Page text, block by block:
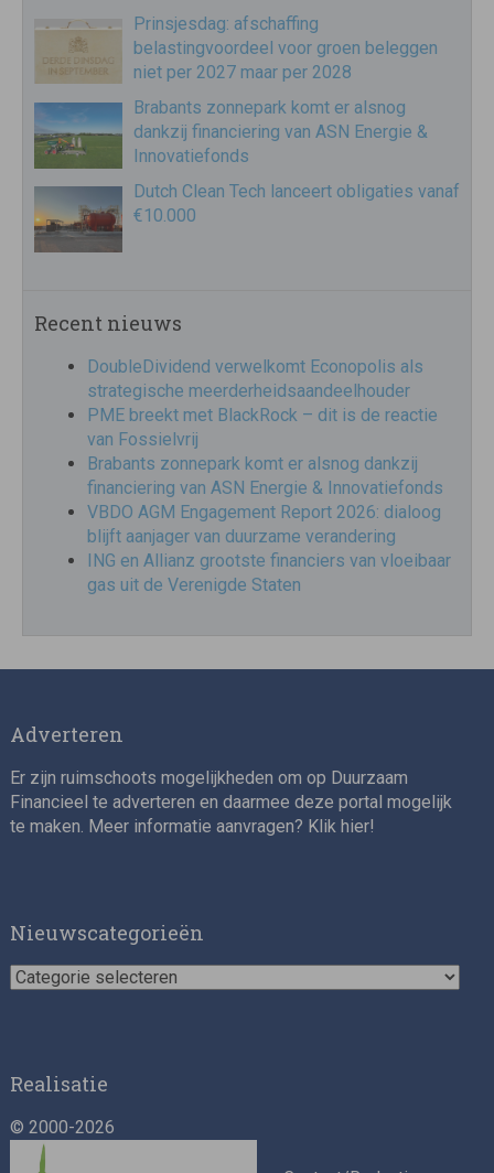
Prinsjesdag: afschaffing
belastingvoordeel voor groen beleggen
niet per 2027 maar per 2028
Brabants zonnepark komt er alsnog
dankzij financiering van ASN Energie &
Innovatiefonds
Dutch Clean Tech lanceert obligaties vanaf
€10.000
Recent nieuws
DoubleDividend verwelkomt Econopolis als
strategische meerderheidsaandeelhouder
PME breekt met BlackRock – dit is de reactie
van Fossielvrij
Brabants zonnepark komt er alsnog dankzij
financiering van ASN Energie & Innovatiefonds
VBDO AGM Engagement Report 2026: dialoog
blijft aanjager van duurzame verandering
ING en Allianz grootste financiers van vloeibaar
gas uit de Verenigde Staten
Adverteren
Er zijn ruimschoots mogelijkheden om op Duurzaam
Financieel te adverteren en daarmee deze portal mogelijk
te maken. Meer informatie aanvragen? Klik hier!
Nieuwscategorieën
Nieuwscategorieën
Realisatie
© 2000-2026